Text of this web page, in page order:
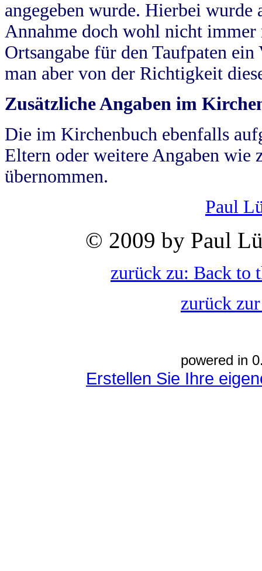
angegeben wurde. Hierbei wurde
Annahme doch wohl nicht
Ortsangabe für den Taufpaten
man aber von der Richtigkeit
Zusätzliche Angaben im
Die im Kirchenbuch ebenfalls
Eltern oder weitere Angaben wie
übernommen.
Paul
© 2009 by Paul
zurück zu: Back to
zurück
powered in
Erstellen Sie Ihre